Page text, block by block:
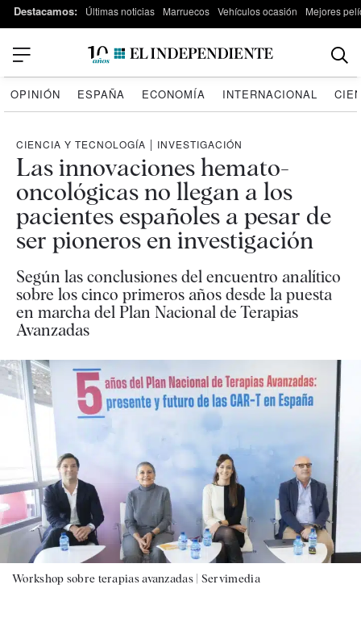
Destacamos: Últimas noticias Marruecos Vehículos ocasión Mejores
OPINIÓN ESPAÑA ECONOMÍA INTERNACIONAL
CIENCIA Y TECNOLOGÍA | INVESTIGACIÓN
Las innovaciones hemato-
oncológicas no llegan a los
pacientes españoles a pesar de
ser pioneros en investigación
Según las conclusiones del encuentro analítico
sobre los cinco primeros años desde la puesta
en marcha del Plan Nacional de Terapias
Avanzadas
Workshop sobre terapias avanzadas | Servimedia